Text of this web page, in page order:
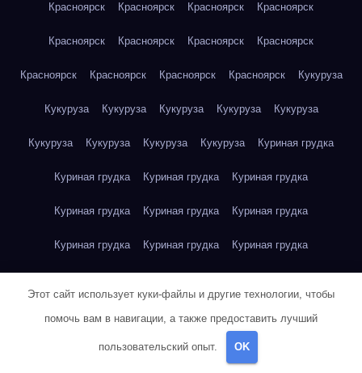
Красноярск Красноярск Красноярск Красноярск
Красноярск Красноярск Красноярск Красноярск
Красноярск Красноярск Красноярск Красноярск Кукуруза
Кукуруза Кукуруза Кукуруза Кукуруза Кукуруза
Кукуруза Кукуруза Кукуруза Кукуруза Куриная грудка
Куриная грудка Куриная грудка Куриная грудка
Куриная грудка Куриная грудка Куриная грудка
Куриная грудка Куриная грудка Куриная грудка
Куриное яйцо
Куриное яйцо Куриное яйцо Куриное яйцо
Этот сайт использует куки-файлы и другие технологии, чтобы
помочь вам в навигации, а также предоставить лучший
пользовательский опыт. OK